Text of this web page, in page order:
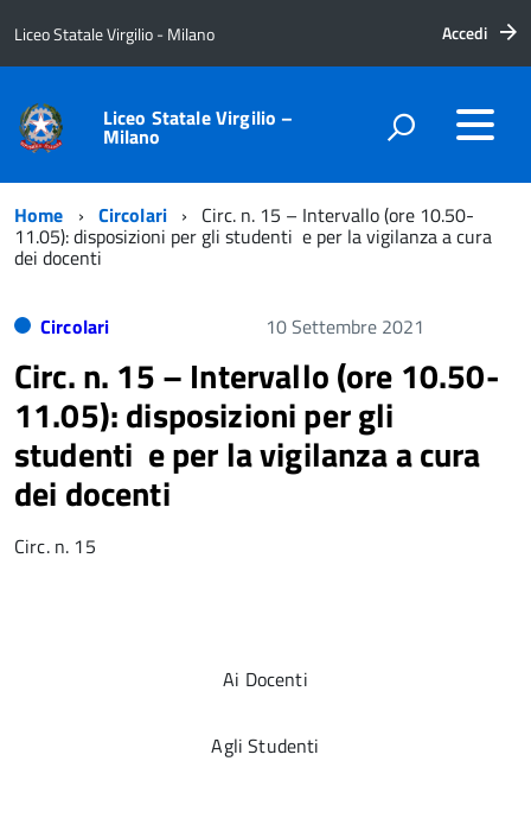
Liceo Statale Virgilio - Milano Accedi
Liceo Statale Virgilio –
Milano
Home Circolari Circ. n. 15 – Intervallo (ore 10.50-
11.05): disposizioni per gli studenti e per la vigilanza a cura
dei docenti
Circolari 10 Settembre 2021
Circ. n. 15 – Intervallo (ore 10.50-
11.05): disposizioni per gli
studenti e per la vigilanza a cura
dei docenti
Circ. n. 15
Ai Docenti
Agli Studenti